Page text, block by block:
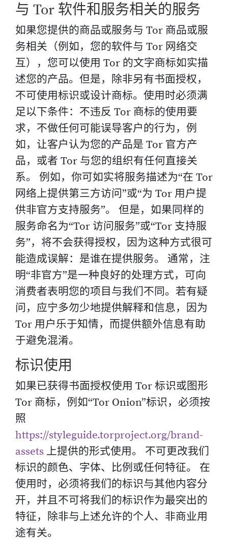
与 Tor 软件和服务相关的服务
如果您提供的商品或服务与 Tor 商品或服
务相关（例如，您的软件与 Tor 网络交
互），您可以使用 Tor 的文字商标如实描
述您的产品。但是，除非另有书面授权，
不可使用标识或设计商标。使用时必须满
足以下条件：不违反 Tor 商标的使用要
求，不做任何可能误导客户的行为，例
如，让客户认为您的产品是 Tor 官方产
品，或者 Tor 与您的组织有任何直接关
系。 例如，你可如实将服务描述为“在 Tor
网络上提供第三方访问”或“为 Tor 用户提
供非官方支持服务”。 但是，如果同样的
服务命名为“Tor 访问服务”或“Tor 支持服
务”，将不会获得授权，因为这种方式很可
能造成误解：是谁在提供服务。 通常，注
明“非官方”是一种良好的处理方式，可向
消费者表明您的项目与我们不同。若有疑
问，应宁多勿少地提供解释和信息，因为
Tor 用户乐于知情，而提供额外信息有助
于避免混淆。
标识使用
如果已获得书面授权使用 Tor 标识或图形
Tor 商标，例如“Tor Onion”标识，必须按
照
https://styleguide.torproject.org/brand-
assets 上提供的形式使用。 不可更改我们
标识的颜色、字体、比例或任何特征。 在
使用时，必须将我们的标识与其他内容分
开，并且不可将我们的标识作为最突出的
特征，除非与上述允许的个人、非商业用
途有关。